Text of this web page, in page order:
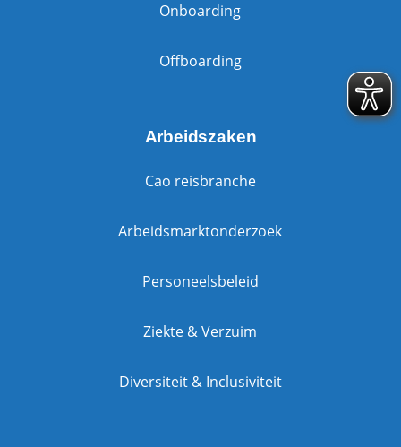
Onboarding
Offboarding
Arbeidszaken
Cao reisbranche
Arbeidsmarktonderzoek
Personeelsbeleid
Ziekte & Verzuim
Diversiteit & Inclusiviteit